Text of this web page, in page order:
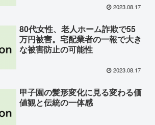
2023.08.17
80代女性、老人ホーム詐欺で55
万円被害。宅配業者の一報で大き
な被害防止の可能性
2023.08.17
甲子園の髪形変化に見る変わる価
値観と伝統の一体感